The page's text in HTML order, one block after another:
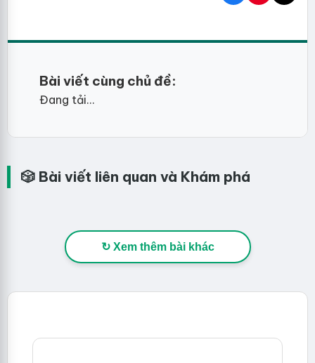
Bài viết cùng chủ đề:
Đang tải...
🎲 Bài viết liên quan và Khám phá
↻ Xem thêm bài khác